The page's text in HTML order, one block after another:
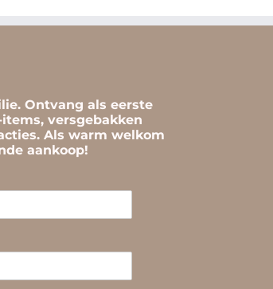
Ontvang als eerste
versgebakken
Als warm welkom
aankoop!